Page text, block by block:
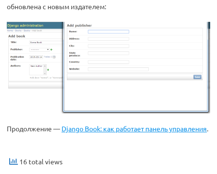
обновлена с новым издателем:
Продолжение — Django Book: как работает панель управления.
16 total views